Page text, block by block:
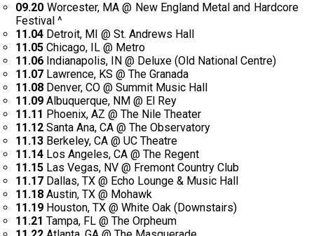
09.20 Worcester, MA @ New England Metal and Hardcore
Festival ^
11.04 Detroit, MI @ St. Andrews Hall
11.05 Chicago, IL @ Metro
11.06 Indianapolis, IN @ Deluxe (Old National Centre)
11.07 Lawrence, KS @ The Granada
11.08 Denver, CO @ Summit Music Hall
11.09 Albuquerque, NM @ El Rey
11.11 Phoenix, AZ @ The Nile Theater
11.12 Santa Ana, CA @ The Observatory
11.13 Berkeley, CA @ UC Theatre
11.14 Los Angeles, CA @ The Regent
11.15 Las Vegas, NV @ Fremont Country Club
11.17 Dallas, TX @ Echo Lounge & Music Hall
11.18 Austin, TX @ Mohawk
11.19 Houston, TX @ White Oak (Downstairs)
11.21 Tampa, FL @ The Orpheum